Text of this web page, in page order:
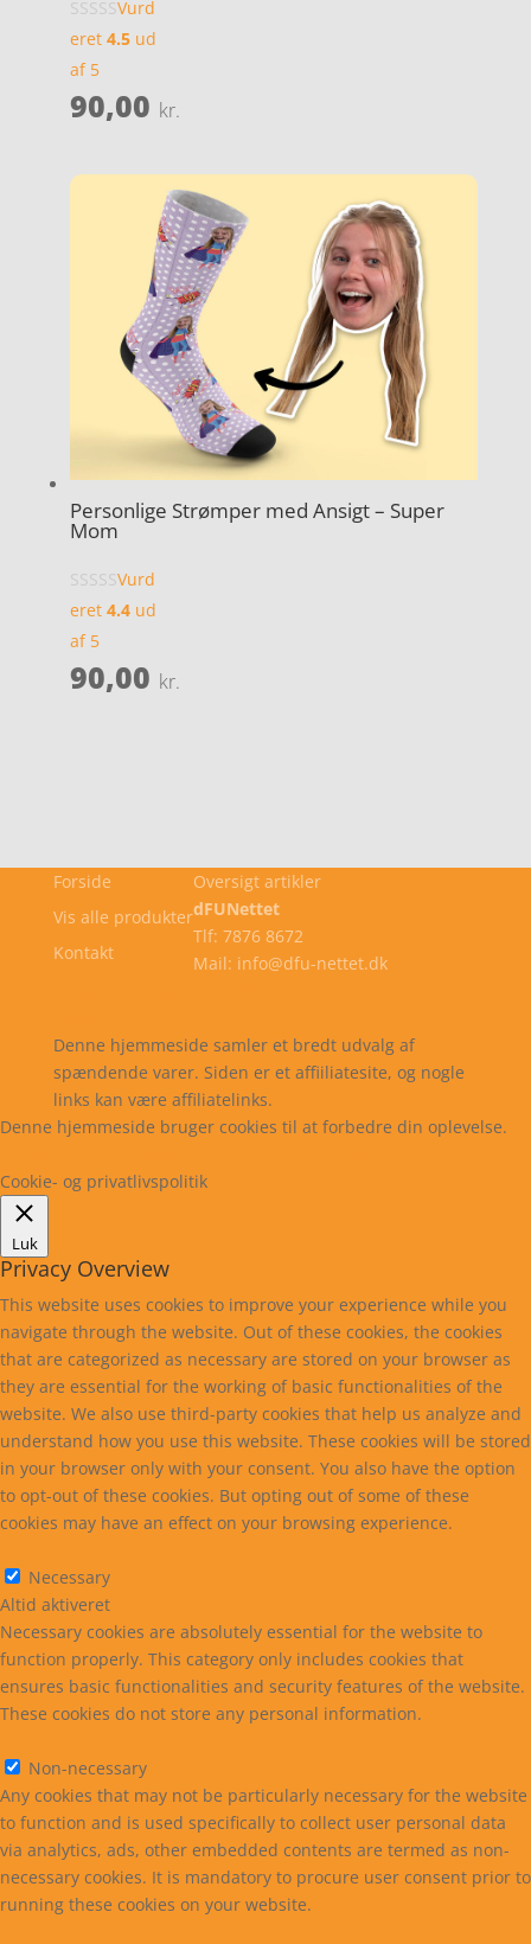
Vurd
eret 4.5ud
af 5
90,00 kr.
Personlige Strømper med Ansigt – Super
Mom
Vurd
eret 4.4ud
af 5
90,00 kr.
Forside
Vis alle produkter
Kontakt
Oversigt artikler
dFUNettet
Tlf: 7876 8672
Mail: info@dfu-nettet.dk
Denne hjemmeside samler et bredt udvalg af
spændende varer. Siden er et affiiliatesite, og nogle
links kan være affiliatelinks.
Denne hjemmeside bruger cookies til at forbedre din oplevelse.
Cookie- og privatlivspolitik
Luk
Privacy Overview
This website uses cookies to improve your experience while you
navigate through the website. Out of these cookies, the cookies
that are categorized as necessary are stored on your browser as
they are essential for the working of basic functionalities of the
website. We also use third-party cookies that help us analyze and
understand how you use this website. These cookies will be stored
in your browser only with your consent. You also have the option
to opt-out of these cookies. But opting out of some of these
cookies may have an effect on your browsing experience.
Necessary
Altid aktiveret
Necessary cookies are absolutely essential for the website to
function properly. This category only includes cookies that
ensures basic functionalities and security features of the website.
These cookies do not store any personal information.
Non-necessary
Any cookies that may not be particularly necessary for the website
to function and is used specifically to collect user personal data
via analytics, ads, other embedded contents are termed as non-
necessary cookies. It is mandatory to procure user consent prior to
running these cookies on your website.